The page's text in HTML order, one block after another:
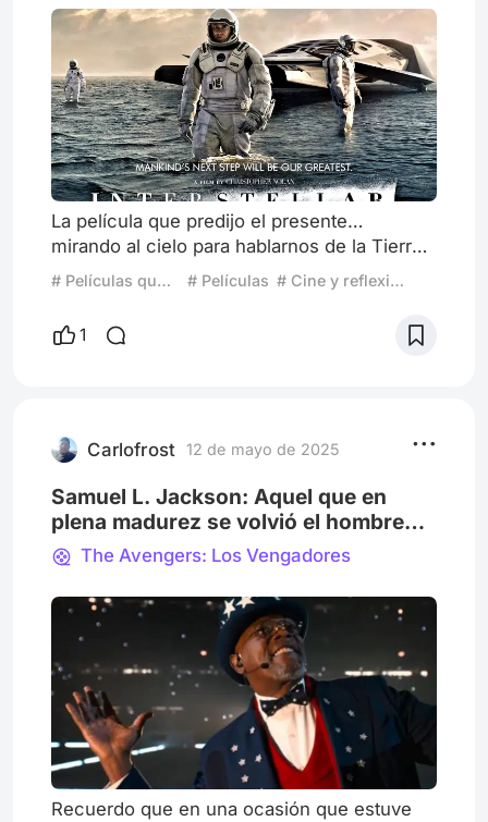
La película que predijo el presente…
mirando al cielo para hablarnos de la Tierra
Cuando vi Interstellar por primera vez,
pensé que era una película sobre el
espacio. Sobre agujeros negros, misiones
secretas y futuros imposibles. Pero hoy, al
de metáfora. Era el refl
# Películas que predijeron el futuro # Películas # Cine y reflexion
1
Carlofrost 12 de mayo de 2025
Samuel L. Jackson: Aquel que en
plena madurez se volvió el hombre
más taquillero del cine
The Avengers: Los Vengadores
Recuerdo que en una ocasión que estuve